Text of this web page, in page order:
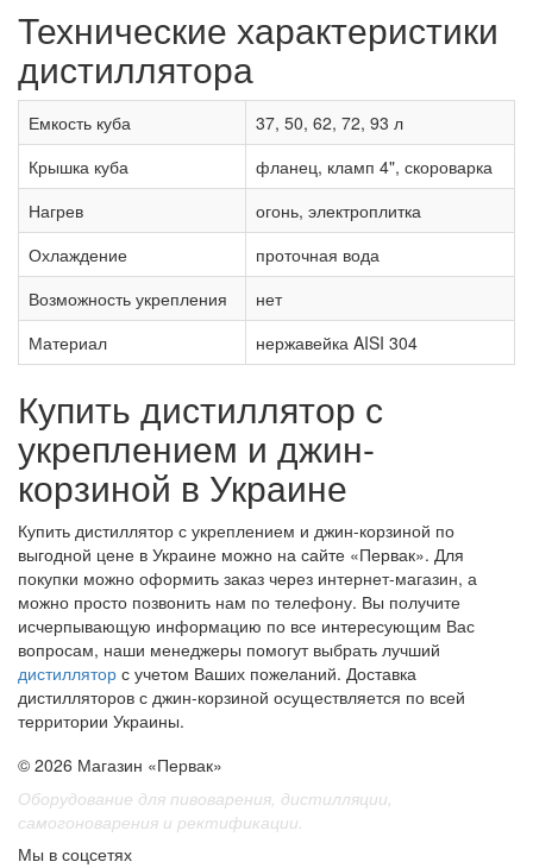
Технические характеристики
дистиллятора
Емкость куба
37, 50, 62, 72, 93 л
Крышка куба
фланец, кламп 4", скороварка
Нагрев
огонь, электроплитка
Охлаждение
проточная вода
Возможность укрепления
нет
Материал
нержавейка AISI 304
Купить дистиллятор с
укреплением и джин-
корзиной в Украине
Купить дистиллятор с укреплением и джин-корзиной по
выгодной цене в Украине можно на сайте «Первак». Для
покупки можно оформить заказ через интернет-магазин, а
можно просто позвонить нам по телефону. Вы получите
исчерпывающую информацию по все интересующим Вас
вопросам, наши менеджеры помогут выбрать лучший
дистиллятор с учетом Ваших пожеланий. Доставка
дистилляторов с джин-корзиной осуществляется по всей
территории Украины.
© 2026 Магазин «Первак»
Оборудование для пивоварения, дистилляции,
самогоноварения и ректификации.
Мы в соцсетях